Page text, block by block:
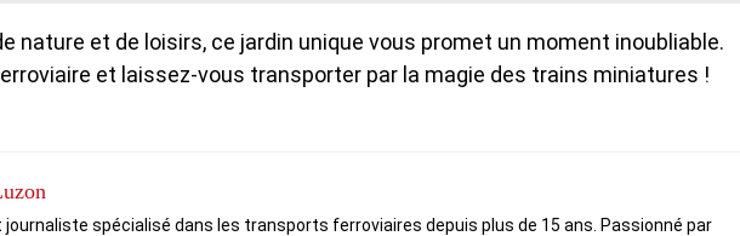
nature et de loisirs, ce jardin unique vous promet un moment inoubliable.
et laissez-vous transporter par la magie des trains miniatures !
journaliste spécialisé dans les transports ferroviaires depuis plus de 15 ans. Passionné par